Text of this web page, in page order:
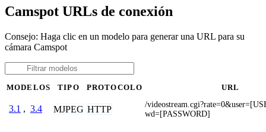
Camspot URLs de conexión
Consejo: Haga clic en un modelo para generar una URL para su
cámara Camspot
MODELOS TIPO PROTOCOLO URL
3.1 , 3.4 MJPEG HTTP
/
wd=[PASSWORD]